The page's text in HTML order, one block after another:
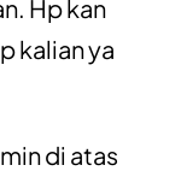
Hp kan
kalian ya
di atas